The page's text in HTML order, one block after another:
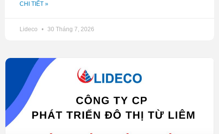
CHI TIẾT »
Lideco 30 Tháng 7, 2026